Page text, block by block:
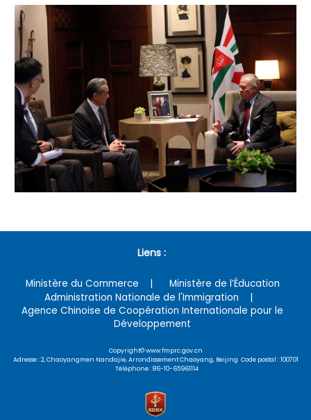
Liens :
Ministère du Commerce
Ministère de l’Éducation
Administration Nationale de l'Immigration
Agence Chinoise de Coopération Internationale pour le
Développement
Copyright© www.fmprc.gov.cn
Adresse : 2, Chaoyangmen Nandajie, Arrondissement Chaoyang, Beijing Code postal : 100701
Téléphone : 86-10-65961114